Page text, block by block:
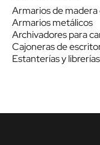
Armarios de madera
Armarios metálicos
Archivadores para
Cajoneras de
Estanterías y librerías